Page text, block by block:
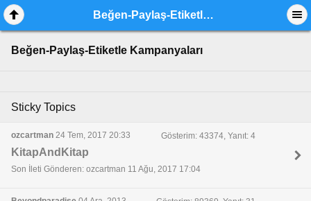
Beğen-Paylaş-Etiketle Kampanyaları
Beğen-Paylaş-Etiketle Kampanyaları
Sticky Topics
ozcartman 24 Tem, 2017 20:33 Gösterim: 43374, Yanıt: 4
KitapAndKitap
Son İleti Gönderen: ozcartman 11 Ağu, 2017 17:04